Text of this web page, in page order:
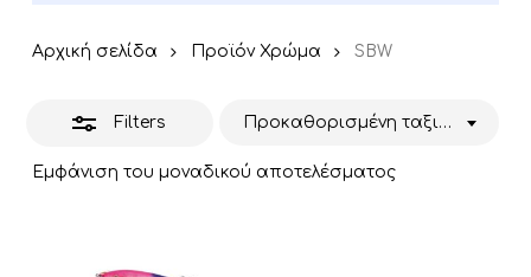
Αρχική σελίδα Προϊόν Χρώμα SBW
Filters
Εμφάνιση του μοναδικού αποτελέσματος
Προκαθορισμένη ταξινόμηση